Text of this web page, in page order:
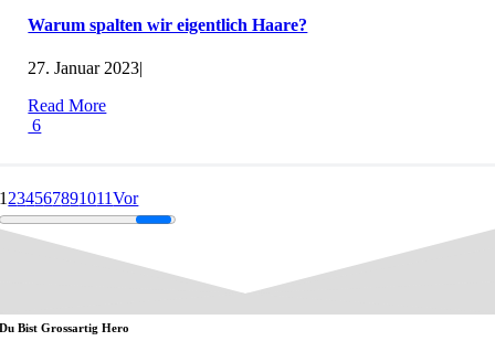
Warum spalten wir eigentlich Haare?
27. Januar 2023|
Read More
6
1 234567891011Vor
Du Bist Grossartig Hero